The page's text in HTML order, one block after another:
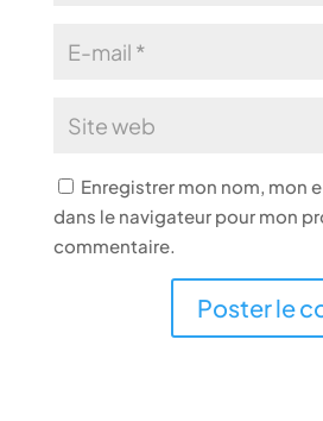
Enregistrer mon nom, mon
dans le navigateur pour mon
commentaire.